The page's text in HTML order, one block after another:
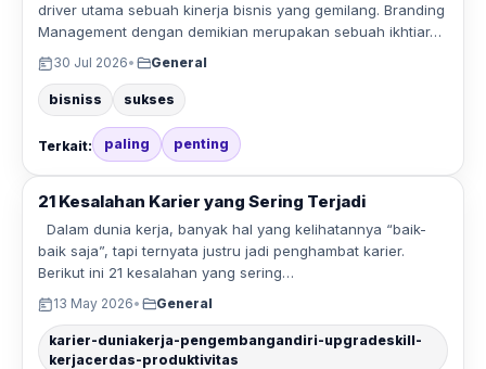
driver utama sebuah kinerja bisnis yang gemilang. Branding
Management dengan demikian merupakan sebuah ikhtiar…
30 Jul 2026• General
bisniss sukses
Terkait: paling penting
21 Kesalahan Karier yang Sering Terjadi
Dalam dunia kerja, banyak hal yang kelihatannya “baik-
baik saja”, tapi ternyata justru jadi penghambat karier.
Berikut ini 21 kesalahan yang sering…
13 May 2026• General
karier-duniakerja-pengembangandiri-upgradeskill-
kerjacerdas-produktivitas